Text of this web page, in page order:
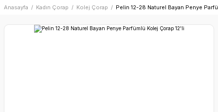
Anasayfa Kadın Çorap Kolej Çorap Pelin 12-28 Naturel Bayan Penye